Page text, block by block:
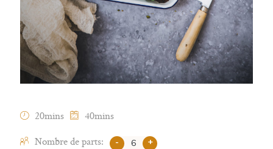
20mins
40mins
Nombre de parts:
- +